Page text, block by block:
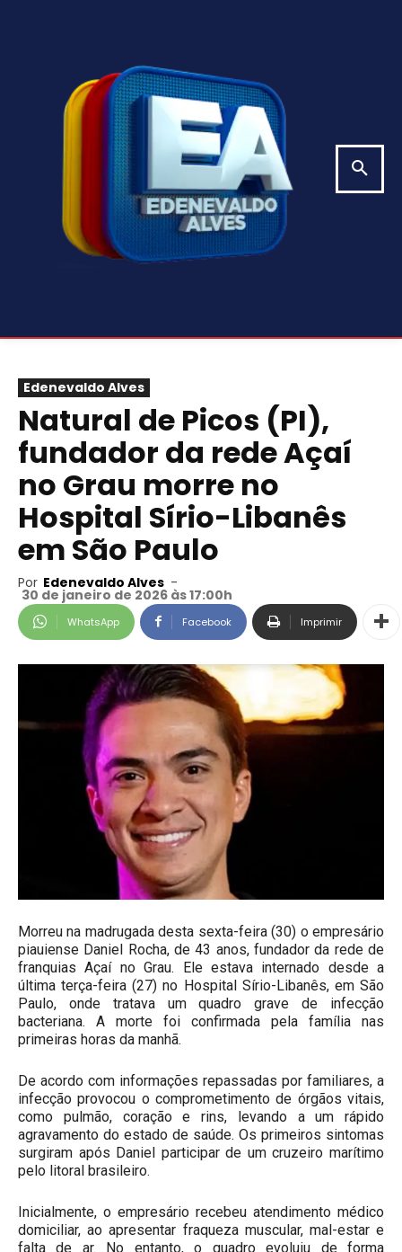
Edenevaldo Alves
Natural de Picos (PI),
fundador da rede Açaí
no Grau morre no
Hospital Sírio-Libanês
em São Paulo
Por Edenevaldo Alves -
30 de janeiro de 2026 às 17:00h
WhatsApp Facebook Imprimir
Morreu na madrugada desta sexta-feira (30) o empresário
piauiense Daniel Rocha, de 43 anos, fundador da rede de
franquias Açaí no Grau. Ele estava internado desde a
última terça-feira (27) no Hospital Sírio-Libanês, em São
Paulo, onde tratava um quadro grave de infecção
bacteriana. A morte foi confirmada pela família nas
primeiras horas da manhã.
De acordo com informações repassadas por familiares, a
infecção provocou o comprometimento de órgãos vitais,
como pulmão, coração e rins, levando a um rápido
agravamento do estado de saúde. Os primeiros sintomas
surgiram após Daniel participar de um cruzeiro marítimo
pelo litoral brasileiro.
Inicialmente, o empresário recebeu atendimento médico
domiciliar, ao apresentar fraqueza muscular, mal-estar e
falta de ar. No entanto, o quadro evoluiu de forma